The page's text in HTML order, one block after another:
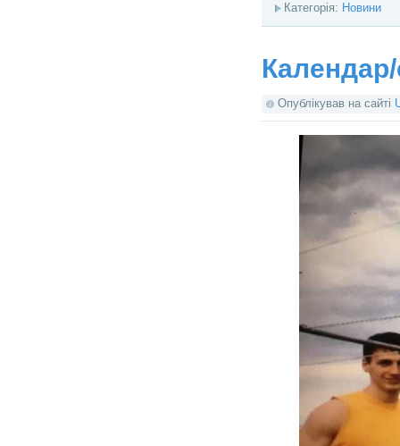
Категорія: Новини
Календар/
Опублікував на сайті